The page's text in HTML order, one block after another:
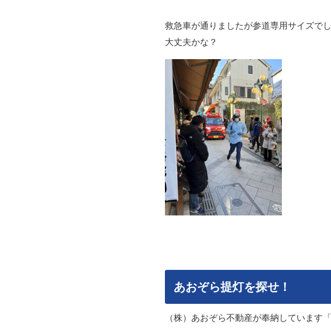
救急車が通りましたが参道専用サイズでし
大丈夫かな？
あおぞら提灯を探せ！
（株）あおぞら不動産が奉納しています